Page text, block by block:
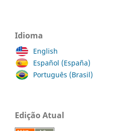
Idioma
English
Español (España)
Português (Brasil)
Edição Atual